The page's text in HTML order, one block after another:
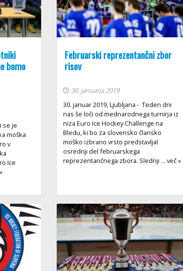
bomo
se je
moška
v
Ice
Februarski reprezentančni zbor
risov
30. januarja 2019
30. januar 2019, Ljubljana - Teden dni
nas še loči od mednarodnega turnirja iz
niza Euro Ice Hockey Challenge na
Bledu, ki bo za slovensko člansko
moško izbrano vrsto predstavljal
osrednji del februarskega
reprezentančnega zbora. Slednji ... več »